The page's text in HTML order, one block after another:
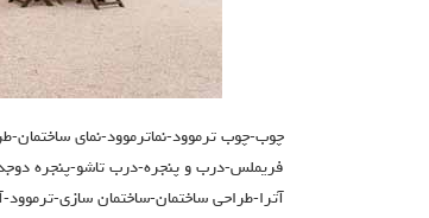
چوب-چوب ترموود-نماترموود-نمای ساختمان-
فریملس-درب و پنجره-درب تاشو-پنجره
آترا-طراحی ساختمان-ساختمان سازی-